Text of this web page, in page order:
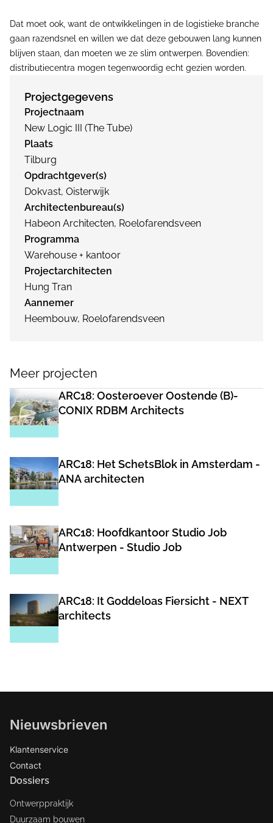
Dat moet ook, want de ontwikkelingen in de logistieke branche
gaan razendsnel en willen we dat deze gebouwen lang kunnen
blijven staan, dan moeten we ze slim ontwerpen. Bovendien:
distributiecentra mogen tegenwoordig echt gezien worden.
Projectgegevens
Projectnaam
New Logic III (The Tube)
Plaats
Tilburg
Opdrachtgever(s)
Dokvast, Oisterwijk
Architectenbureau(s)
Habeon Architecten, Roelofarendsveen
Programma
Warehouse + kantoor
Projectarchitecten
Hung Tran
Aannemer
Heembouw, Roelofarendsveen
Meer projecten
ARC18: Oosteroever Oostende (B)-
CONIX RDBM Architects
ARC18: Het SchetsBlok in Amsterdam -
ANA architecten
ARC18: Hoofdkantoor Studio Job
Antwerpen - Studio Job
ARC18: It Goddeloas Fiersicht - NEXT
architects
Nieuwsbrieven
Klantenservice
Contact
Dossiers
Ontwerppraktijk
Duurzaam bouwen